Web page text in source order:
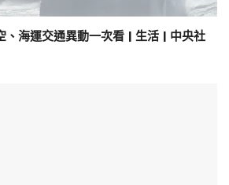
海運交通異動一次看 | 生活 | 中央社